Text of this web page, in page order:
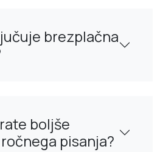
brezplačna
boljše
pisanja?